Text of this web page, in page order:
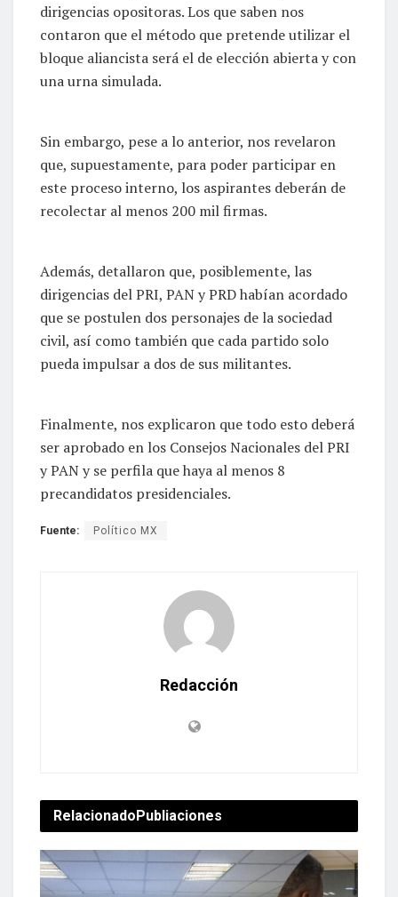
dirigencias opositoras. Los que saben nos
contaron que el método que pretende utilizar el
bloque aliancista será el de elección abierta y con
una urna simulada.
Sin embargo, pese a lo anterior, nos revelaron
que, supuestamente, para poder participar en
este proceso interno, los aspirantes deberán de
recolectar al menos 200 mil firmas.
Además, detallaron que, posiblemente, las
dirigencias del PRI, PAN y PRD habían acordado
que se postulen dos personajes de la sociedad
civil, así como también que cada partido solo
pueda impulsar a dos de sus militantes.
Finalmente, nos explicaron que todo esto deberá
ser aprobado en los Consejos Nacionales del PRI
y PAN y se perfila que haya al menos 8
precandidatos presidenciales.
Fuente: Político MX
Redacción
RelacionadoPubliaciones